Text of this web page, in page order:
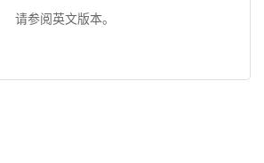
请参阅英文版本。